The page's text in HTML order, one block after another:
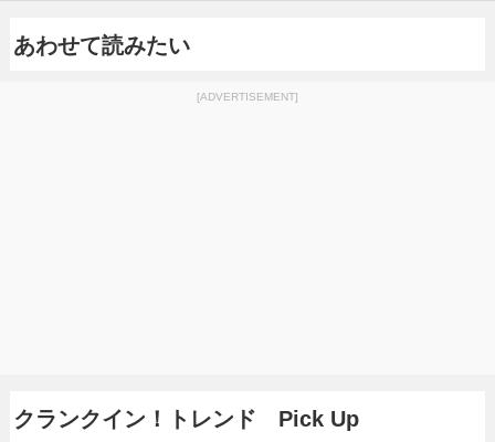
あわせて読みたい
[ADVERTISEMENT]
クランクイン！トレンド Pick Up